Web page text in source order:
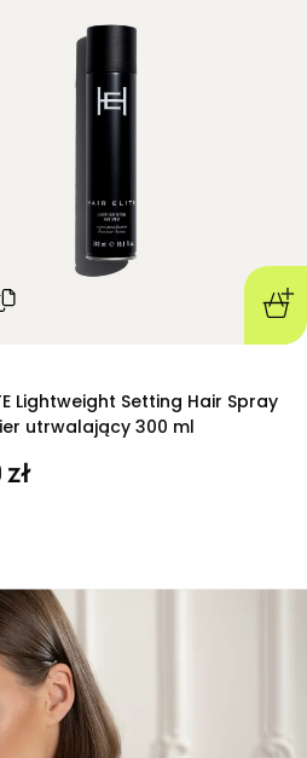
Lightweight Setting Hair Spray
utrwalający 300 ml